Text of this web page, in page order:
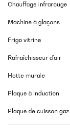
sehr lange im
Chauffage infrarouge
Machine à glaçons
Frigo vitrine
Rafraîchisseur d'air
Hotte murale
Plaque à induction
Plaque de cuisson gaz